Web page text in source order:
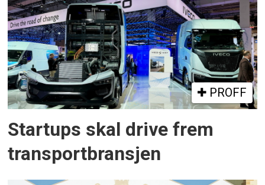
PROFF
Startups skal drive frem
transportbransjen